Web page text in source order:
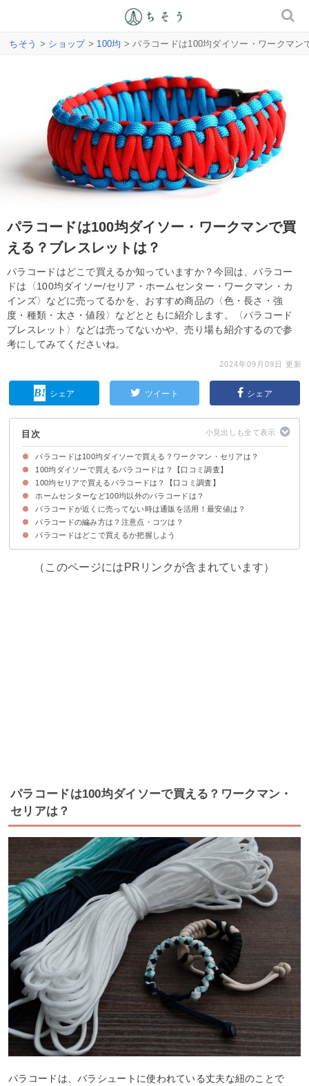
ちそう > ショップ> 100均 > パラコードは100均ダイソー・ワークマン
パラコードは100均ダイソー・ワークマンで買
える？ブレスレットは？
パラコードはどこで買えるか知っていますか？今回は、パラコー
ドは〈100均ダイソー/セリア・ホームセンター・ワークマン・カ
インズ〉などに売ってるかを、おすすめ商品の〈色・長さ・強
度・種類・太さ・値段〉などとともに紹介します。〈パラコード
ブレスレット〉などは売ってないかや、売り場も紹介するので参
考にしてみてくださいね。
2024年09月09日 更新
シェア ツイート シェア
目次
パラコードは100均ダイソーで買える？ワークマン・セリアは？
パラコードの売ってる場所・販売店一覧
パラコードの売り場・コーナーはどこ？
100均ダイソーで買えるパラコードは？【口コミ調査】
100均ダイソーはパラコードブレスレットのみ販売している
100均セリアで買えるパラコードは？【口コミ調査】
①パラコード 平タイプ(税込110円)」
②パラコード 細タイプ(税込110円)
③パラコードキーホルダー(税込110円)
ホームセンターなど100均以外のパラコードは？
①カインズ(最安値:税込448円)
②ワークマン(最安値:税込350円)
③コーナン(最安値:税込374円)
④コメリ(最安値:税込498円）
⑤ユザワヤ(最安値:税込150円）
パラコードが近くに売ってない時は通販を活用！最安値は？
①Amazon｜パラコード 2mm×30ｍ(624円)
②楽天市場｜パラコード 4mm×1ｍ毎(66円)
③楽天市場｜DaLaCa パラコード 5mm×50ｍ(2380円)
パラコードの編み方は？注意点・コツは？
パラコードはどこで買えるか把握しよう
（このページにはPRリンクが含まれています）
パラコードは100均ダイソーで買える？ワークマン・
セリアは？
パラコードは、パラシュートに使われている丈夫な紐のことで